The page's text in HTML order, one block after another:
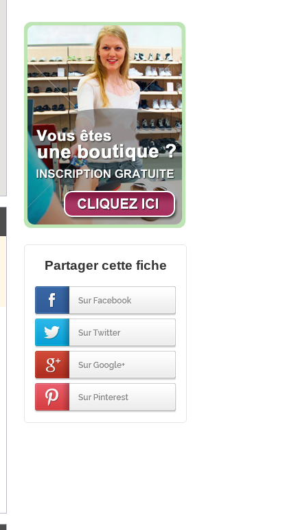
Partager cette fiche